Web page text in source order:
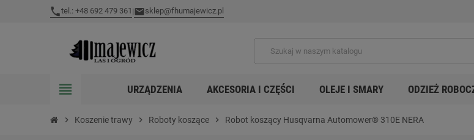
tel.: +48 692 479 361 | sklep@fhumajewicz.pl
view_headline URZĄDZENIA AKCESORIA I CZĘŚCI OLEJE I SMARY ODZIEŻ
chevron_right Koszenie trawy chevron_right Roboty koszące chevron_right Robot koszący Husqvarna Automower® 310E NERA